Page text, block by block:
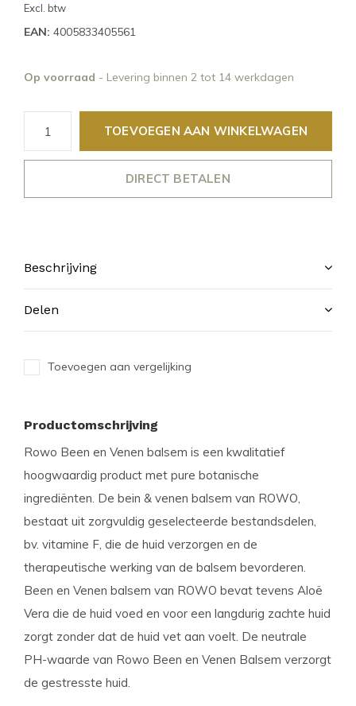
Excl. btw
EAN: 4005833405561
Op voorraad - Levering binnen 2 tot 14 werkdagen
TOEVOEGEN AAN WINKELWAGEN
DIRECT BETALEN
Beschrijving
Delen
Toevoegen aan vergelijking
Productomschrijving
Rowo Been en Venen balsem is een kwalitatief
hoogwaardig product met pure botanische
ingrediënten. De bein & venen balsem van ROWO,
bestaat uit zorgvuldig geselecteerde bestandsdelen,
bv. vitamine F, die de huid verzorgen en de
therapeutische werking van de balsem bevorderen.
Been en Venen balsem van ROWO bevat tevens Aloë
Vera die de huid voed en voor een langdurig zachte huid
zorgt zonder dat de huid vet aan voelt. De neutrale
PH-waarde van Rowo Been en Venen Balsem verzorgt
de gestresste huid.